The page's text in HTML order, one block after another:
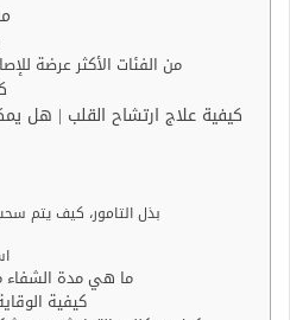
من الفئات الأكثر عرضة
كيفية علاج ارتشاح القلب | هل
بذل التامور، كيف يتم
ما هي مدة الشفاء
كيفية